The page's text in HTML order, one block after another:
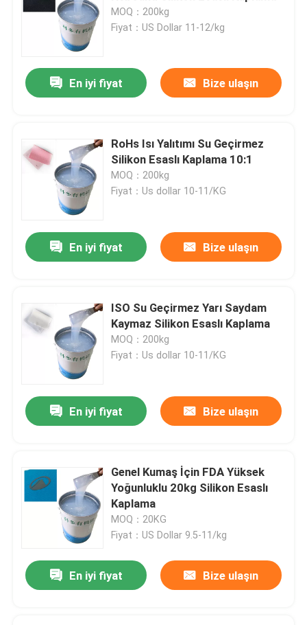
MOQ：200kg
Fiyat：US Dollar 11-12/kg
En iyi fiyat Bize ulaşın
RoHs Isı Yalıtımı Su Geçirmez
Silikon Esaslı Kaplama 10:1
MOQ：200kg
Fiyat：Us dollar 10-11/KG
En iyi fiyat Bize ulaşın
ISO Su Geçirmez Yarı Saydam
Kaymaz Silikon Esaslı Kaplama
MOQ：200kg
Fiyat：Us dollar 10-11/KG
En iyi fiyat Bize ulaşın
Genel Kumaş İçin FDA Yüksek
Yoğunluklu 20kg Silikon Esaslı
Kaplama
MOQ：20KG
Fiyat：US Dollar 9.5-11/kg
En iyi fiyat Bize ulaşın